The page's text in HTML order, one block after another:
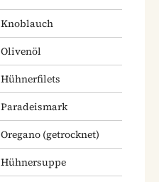
Knoblauch
Olivenöl
Hühnerfilets
Paradeismark
Oregano (getrocknet)
Hühnersuppe